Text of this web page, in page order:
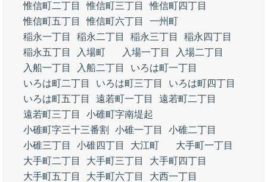
惟信町二丁目
惟信町三丁目
惟信町四丁目
惟信町五丁目
惟信町六丁目
一州町
稲永一丁目
稲永二丁目 稲永三丁目
稲永四丁目
稲永五丁目
入場町 入場一丁目
入場二丁目
入船一丁目
入船二丁目
いろは町一丁目
いろは町二丁目
いろは町三丁目
いろは町四丁目
いろは町五丁目
遠若町一丁目
遠若町二丁目
遠若町三丁目
小碓町字南堤起
小碓町字三十三番割
小碓一丁目
小碓二丁目
小碓三丁目
小碓四丁目 大江町
大手町一丁目
大手町二丁目
大手町三丁目
大手町四丁目
大手町五丁目
大手町六丁目
大西一丁目